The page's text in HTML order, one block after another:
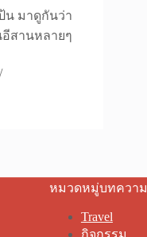
น มาดูกันว่า
อีสานหลายๆ
หมวดหมู่บทความ
Travel